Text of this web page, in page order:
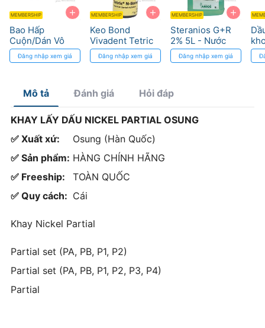
+
MEMBERSHIP
Bao Hấp
Cuộn/Dán Vô
Trùng Medicom
- Bảo vệ chống
Đăng nhập xem giá
+
MEMBERSHIP
Keo Bond
Vivadent Tetric
N-Bond - Phục
hình nha khoa
Đăng nhập xem giá
+
MEMBERSHIP
Steranios G+R
2% 5L - Nước
ngâm dụng cụ
pha sẳn
Đăng nhập xem giá
Mô tả Đánh giá Hỏi đáp
KHAY LẤY DẤU NICKEL PARTIAL OSUNG
✅ Xuất xứ:
Osung (Hàn Quốc)
✅ Sản phẩm: HÀNG CHÍNH HÃNG
✅ Freeship:
TOÀN QUỐC
✅ Quy cách: Cái
Khay Nickel Partial
Partial set (PA, PB, P1, P2)
Partial set (PA, PB, P1, P2, P3, P4)
Partial